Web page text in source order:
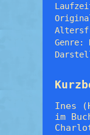
Genre:
Ines
im